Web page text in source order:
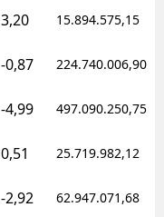
3,20 15.894.575,15
-0,87 224.740.006,90
-4,99 497.090.250,75
0,51 25.719.982,12
-2,92 62.947.071,68